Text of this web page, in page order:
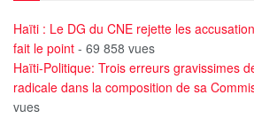
Haïti : Le DG du CNE rejette les
fait le point - 69 858 vues
Haïti-Politique: Trois erreurs gravissimes
radicale dans la composition de sa
vues